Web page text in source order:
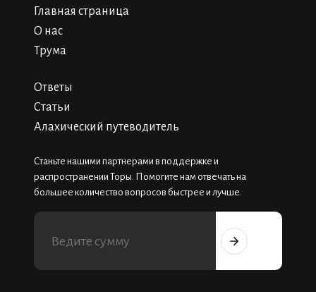
Главная страница
О нас
Трума
Ответы
Статьи
Алахический путеводитель
Станьте нашими партнерами в поддержке и
распространении Торы. Помогите нам отвечать на
большее количество вопросов быстрее и лучше.